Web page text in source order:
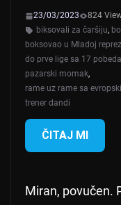
23/03/2023
824
biksovali za čaršiju,
boksovao u Mladoj
do prve lige sa 17
pazarski momak,
rame uz rame sa
trener dandi
ČITAJ MI
Miran, povučen.